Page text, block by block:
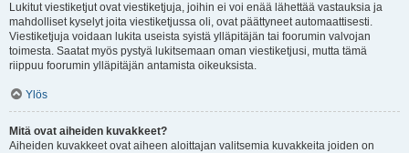
Lukitut viestiketjut ovat viestiketjuja, joihin ei voi enää lähettää vastauksia ja
mahdolliset kyselyt joita viestiketjussa oli, ovat päättyneet automaattisesti.
Viestiketjuja voidaan lukita useista syistä ylläpitäjän tai foorumin valvojan
toimesta. Saatat myös pystyä lukitsemaan oman viestiketjusi, mutta tämä
riippuu foorumin ylläpitäjän antamista oikeuksista.
Ylös
Mitä ovat aiheiden kuvakkeet?
Aiheiden kuvakkeet ovat aiheen aloittajan valitsemia kuvakkeita joiden on